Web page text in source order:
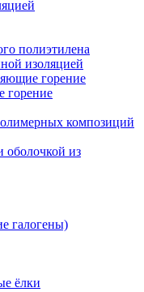
полиэтилена
изоляцией
горение
горение
композиций
оболочкой из
галогены)
ёлки